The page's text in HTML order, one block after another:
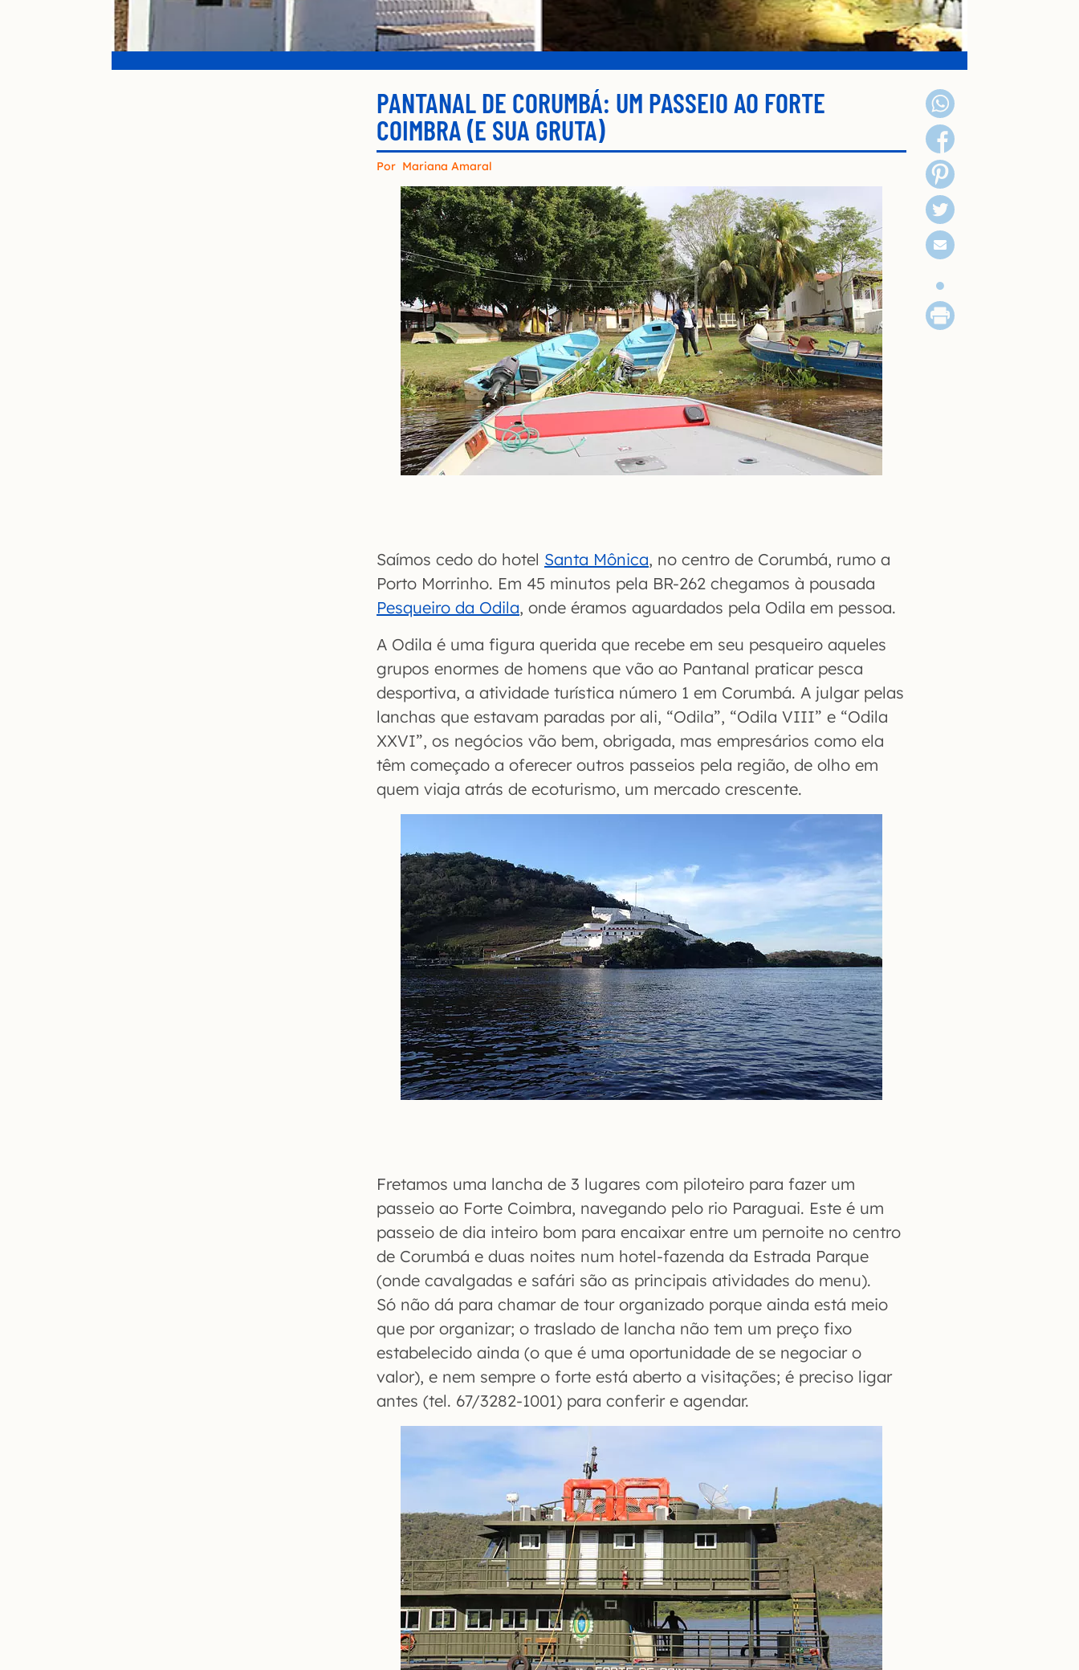
PANTANAL DE CORUMBÁ: UM PASSEIO AO FORTE
COIMBRA (E SUA GRUTA)
Por Mariana Amaral
Saímos cedo do hotel Santa Mônica, no centro de Corumbá, rumo a
Porto Morrinho. Em 45 minutos pela BR-262 chegamos à pousada
Pesqueiro da Odila, onde éramos aguardados pela Odila em pessoa.
A Odila é uma figura querida que recebe em seu pesqueiro aqueles
grupos enormes de homens que vão ao Pantanal praticar pesca
desportiva, a atividade turística número 1 em Corumbá. A julgar pelas
lanchas que estavam paradas por ali, “Odila”, “Odila VIII” e “Odila
XXVI”, os negócios vão bem, obrigada, mas empresários como ela
têm começado a oferecer outros passeios pela região, de olho em
quem viaja atrás de ecoturismo, um mercado crescente.
Fretamos uma lancha de 3 lugares com piloteiro para fazer um
passeio ao Forte Coimbra, navegando pelo rio Paraguai. Este é um
passeio de dia inteiro bom para encaixar entre um pernoite no centro
de Corumbá e duas noites num hotel-fazenda da Estrada Parque
(onde cavalgadas e safári são as principais atividades do menu).
Só não dá para chamar de tour organizado porque ainda está meio
que por organizar; o traslado de lancha não tem um preço fixo
estabelecido ainda (o que é uma oportunidade de se negociar o
valor), e nem sempre o forte está aberto a visitações; é preciso ligar
antes (tel. 67/3282-1001) para conferir e agendar.